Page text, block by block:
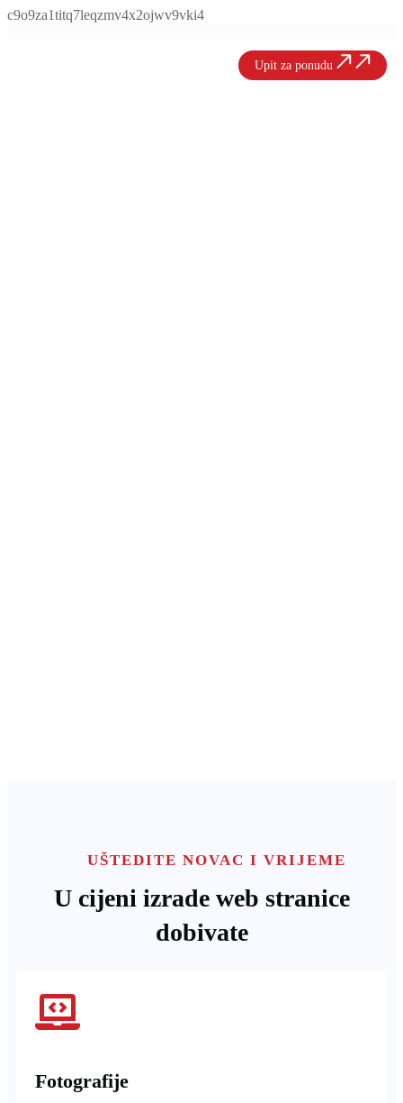
c9o9za1titq7leqzmv4x2ojwv9vki4
Upit za ponudu
UŠTEDITE NOVAC I VRIJEME
U cijeni izrade web stranice
dobivate
Fotografije